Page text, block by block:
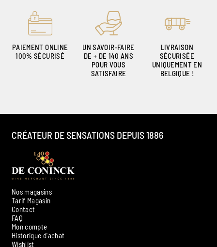
PAIEMENT ONLINE
100% SÉCURISÉ
UN SAVOIR-FAIRE
DE + DE 140 ANS
POUR VOUS
SATISFAIRE
LIVRAISON
SÉCURISÉE
UNIQUEMENT EN
BELGIQUE !
Nos magasins
Tarif Magasin
Contact
FAQ
Mon compte
Historique d'achat
Wishlist
CRÉATEUR DE SENSATIONS DEPUIS 1886